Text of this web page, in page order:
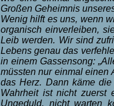
Großen Geheimnis
Wenig hilft es uns, wenn
organisch einverleiben,
Leib werden. Wir sind
Lebens genau das
in einem Gassensong:
müssten nur einmal einen
das Herz. Dann käme
Wahrheit ist nicht zuerst
Ungeduld, nicht warten